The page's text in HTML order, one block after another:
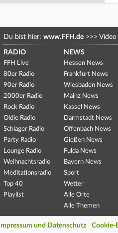
Du bist hier: www.FFH.de >>> Video
RADIO
FFH Live
80er Radio
90er Radio
2000er Radio
Rock Radio
Oldie Radio
Schlager Radio
Party Radio
Lounge Radio
Weihnachtsradio
Meditationsradio
Top 40
Playlist
NEWS
Hessen News
Frankfurt News
Wiesbaden News
Mainz News
Kassel News
Darmstadt News
Offenbach News
Gießen News
Fulda News
Bayern News
Sport
Wetter
Alle Orte
Alle Themen
Impressum und Datenschutz Cookie-